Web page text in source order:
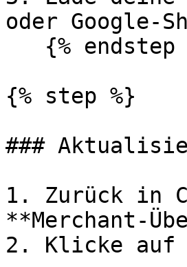
oder Google-
{% step %}
###
1. Zurück in
**Merchant-
2. Klicke auf